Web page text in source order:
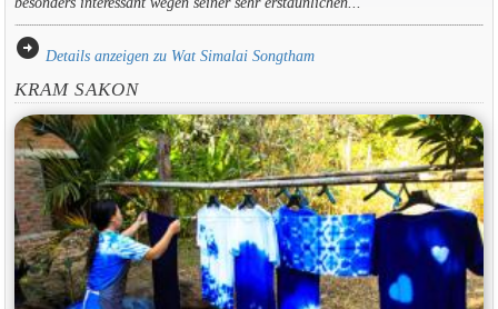
arrow_circle_right Details anzeigen zu Wat Simalai Songtham
KRAM SAKON